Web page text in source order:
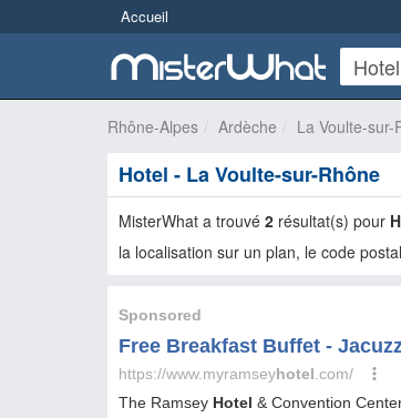
Accueil
Rhône-Alpes Ardèche La Voulte-sur-
Hotel - La Voulte-sur-Rhône
MisterWhat a trouvé 2 résultat(s) pour
la localisation sur un plan, le code